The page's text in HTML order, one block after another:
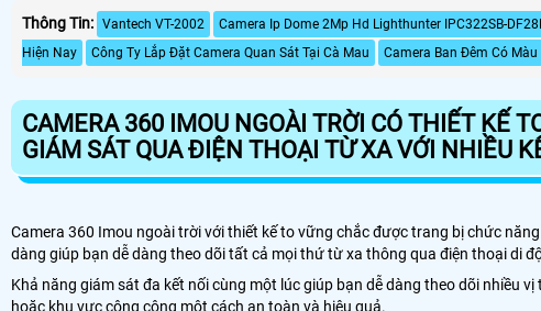
trình xây dựng, đặc biệt là trong những khu vực
mà việc đi lại khó khăn hoặc không có sẵn kết nối
mạng ổn định.
Thông Tin: Vantech VT-2002 Camera Ip Dome 2Mp Hd Lighthunter IPC322SB-
Hiện Nay
Công Ty Lắp Đặt Camera Quan Sát Tại Cà Mau Camera Ban Đêm Có
CAMERA 360 IMOU NGOÀI TRỜI CÓ THIẾT KẾ
GIÁM SÁT QUA ĐIỆN THOẠI TỪ XA VỚI NHIỀU
Camera 360 Imou ngoài trời với thiết kế to vững chắc được trang bị chức
dàng giúp bạn dễ dàng theo dõi tất cả mọi thứ từ xa thông qua điện thoại di
Khả năng giám sát đa kết nối cùng một lúc giúp bạn dễ dàng theo dõi nhiều
hoặc khu vực công cộng một cách an toàn và hiệu quả.